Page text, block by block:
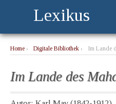
Lexikus
Home › Digitale Bibliothek › Im Lande
Im Lande des